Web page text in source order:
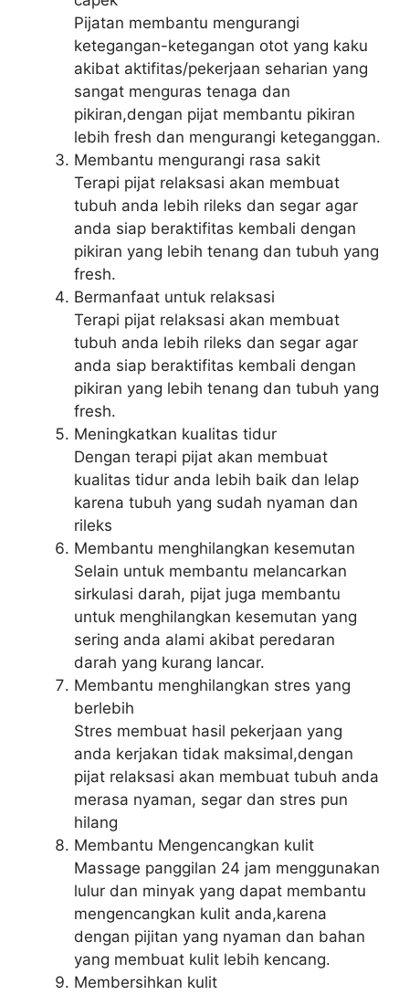
Pijatan membantu mengurangi
ketegangan-ketegangan otot yang kaku
akibat aktifitas/pekerjaan seharian yang
sangat menguras tenaga dan
pikiran,dengan pijat membantu pikiran
lebih fresh dan mengurangi keteganggan.
Membantu mengurangi rasa sakit
Terapi pijat relaksasi akan membuat
tubuh anda lebih rileks dan segar agar
anda siap beraktifitas kembali dengan
pikiran yang lebih tenang dan tubuh yang
fresh.
Bermanfaat untuk relaksasi
Terapi pijat relaksasi akan membuat
tubuh anda lebih rileks dan segar agar
anda siap beraktifitas kembali dengan
pikiran yang lebih tenang dan tubuh yang
fresh.
Meningkatkan kualitas tidur
Dengan terapi pijat akan membuat
kualitas tidur anda lebih baik dan lelap
karena tubuh yang sudah nyaman dan
rileks
Membantu menghilangkan kesemutan
Selain untuk membantu melancarkan
sirkulasi darah, pijat juga membantu
untuk menghilangkan kesemutan yang
sering anda alami akibat peredaran
darah yang kurang lancar.
Membantu menghilangkan stres yang
berlebih
Stres membuat hasil pekerjaan yang
anda kerjakan tidak maksimal,dengan
pijat relaksasi akan membuat tubuh anda
merasa nyaman, segar dan stres pun
hilang
Membantu Mengencangkan kulit
Massage panggilan 24 jam menggunakan
lulur dan minyak yang dapat membantu
mengencangkan kulit anda,karena
dengan pijitan yang nyaman dan bahan
yang membuat kulit lebih kencang.
Membersihkan kulit